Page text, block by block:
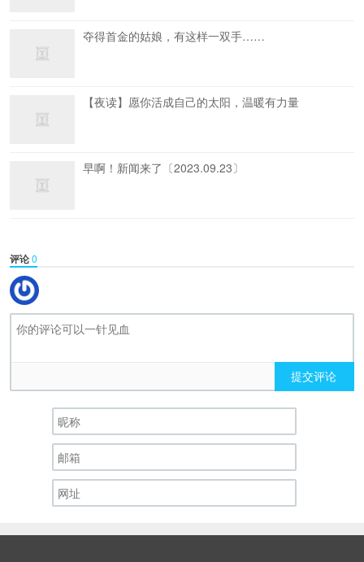
夺得首金的姑娘，有这样一双手……
【夜读】愿你活成自己的太阳，温暖有力量
早啊！新闻来了〔2023.09.23〕
评论0
提交评论